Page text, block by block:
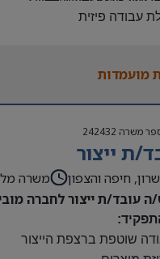
עבודה פיזית
מועמדות
משרה 242432
ת ייצור
חיפה והצפון
משרה
ה עובד/ת ייצור לחברה
שוטפת ברצפת הייצור